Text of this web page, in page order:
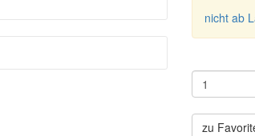
nicht ab
zu